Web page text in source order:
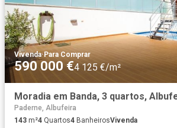
Vivenda·Para Comprar
590 000 €4 125 €/m²
Paderne, Albufeira
143 m²4 Quartos4 BanheirosVivenda